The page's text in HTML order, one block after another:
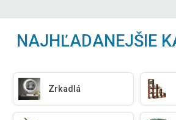
NAJHĽADANEJŠIE
Zrkadlá